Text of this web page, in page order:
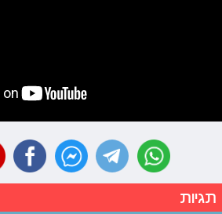
תגיות